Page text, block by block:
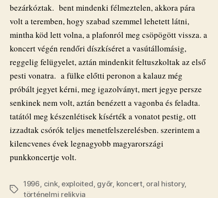
bezárkóztak. bent mindenki félmeztelen, akkora pára
volt a teremben, hogy szabad szemmel lehetett látni,
mintha köd lett volna, a plafonról meg csöpögött vissza. a
koncert végén rendőri díszkíséret a vasútállomásig,
reggelig felügyelet, aztán mindenkit feltuszkoltak az első
pesti vonatra. a fülke előtti peronon a kalauz még
próbált jegyet kérni, meg igazolványt, mert jegye persze
senkinek nem volt, aztán benézett a vagonba és feladta.
tatától meg készenlétisek kísérték a vonatot pestig, ott
izzadtak csórók teljes menetfelszerelésben. szerintem a
kilencvenes évek legnagyobb magyarországi
punkkoncertje volt.
Címkék
1996 cink, exploited győr, koncert, oral history,
történelmi relikvia